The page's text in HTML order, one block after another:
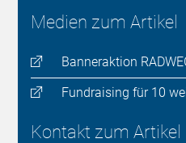
Medien zum Artikel
Banneraktion
Fundraising für 10
Kontakt zum Artikel